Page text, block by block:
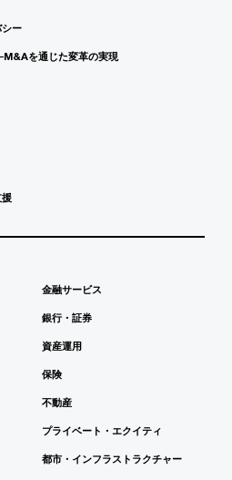
ー
を通じた変革の実現
援
金融サービス
銀行・証券
資産運用
保険
不動産
プライベート・エクイティ
都市・インフラストラクチャー